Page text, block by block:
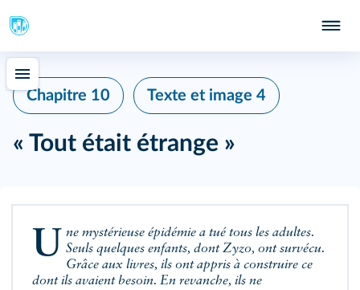
Chapitre 10 Texte et image 4
« Tout était étrange »
Une mystérieuse épidémie a tué tous les adultes. Seuls quelques enfants, dont Zyzo, ont survécu.
Grâce aux livres, ils ont appris à construire ce
dont ils avaient besoin. En revanche, ils ne